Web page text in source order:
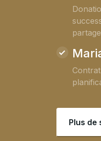
Plus de